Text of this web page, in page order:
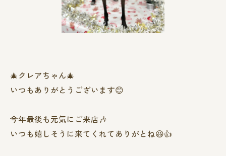
🎄クレアちゃん🎄
いつもありがとうございます😊
今年最後も元気にご来店🎶
いつも嬉しそうに来てくれてありがとね😆👍